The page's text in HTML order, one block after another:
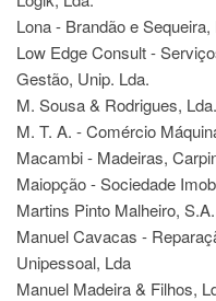
Lona - Brandão e Sequeira,
Low Edge Consult -
Gestão, Unip. Lda.
M. Sousa & Rodrigues, Lda.
M. T. A. - Comércio
Macambi - Madeiras,
Maiopção - Sociedade
Martins Pinto Malheiro, S.A.
Manuel Cavacas -
Unipessoal, Lda
Manuel Madeira & Filhos,